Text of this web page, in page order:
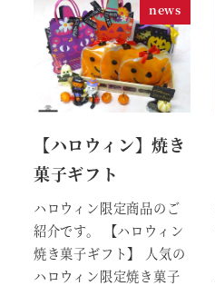
news
【ハロウィン】焼き
菓子ギフト
ハロウィン限定商品のご
紹介です。 【ハロウィン
焼き菓子ギフト】 人気の
ハロウィン限定焼き菓子